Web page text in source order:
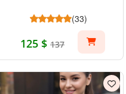
(33)
125 $ 137